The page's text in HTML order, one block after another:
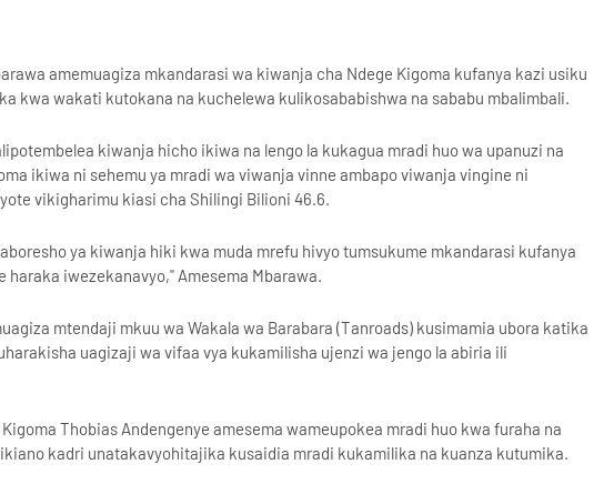
amemuagiza mkandarasi wa kiwanja cha Ndege Kigoma kufanya kazi usiku
kwa wakati kutokana na kuchelewa kulikosababishwa na sababu mbalimbali.
kiwanja hicho ikiwa na lengo la kukagua mradi huo wa upanuzi na
ikiwa ni sehemu ya mradi wa viwanja vinne ambapo viwanja vingine ni
vikigharimu kiasi cha Shilingi Bilioni 46.6.
ya kiwanja hiki kwa muda mrefu hivyo tumsukume mkandarasi kufanya
iwezekanavyo," Amesema Mbarawa.
mtendaji mkuu wa Wakala wa Barabara (Tanroads) kusimamia ubora katika
uagizaji wa vifaa vya kukamilisha ujenzi wa jengo la abiria ili
Thobias Andengenye amesema wameupokea mradi huo kwa furaha na
kadri unatakavyohitajika kusaidia mradi kukamilika na kuanza kutumika.